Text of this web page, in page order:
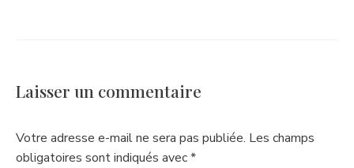
Laisser un commentaire
Votre adresse e-mail ne sera pas publiée. Les champs
obligatoires sont indiqués avec*